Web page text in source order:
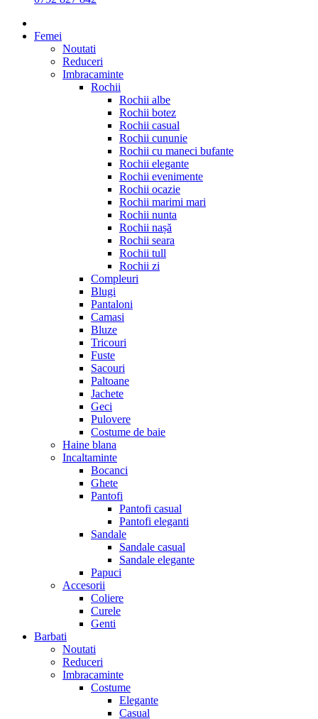
Femei
Noutati
Reduceri
Imbracaminte
Rochii
Rochii albe
Rochii botez
Rochii casual
Rochii cununie
Rochii cu maneci bufante
Rochii elegante
Rochii evenimente
Rochii ocazie
Rochii marimi mari
Rochii nunta
Rochii nașă
Rochii seara
Rochii tull
Rochii zi
Compleuri
Blugi
Pantaloni
Camasi
Bluze
Tricouri
Fuste
Sacouri
Paltoane
Jachete
Geci
Pulovere
Costume de baie
Haine blana
Incaltaminte
Bocanci
Ghete
Pantofi
Pantofi casual
Pantofi eleganti
Sandale
Sandale casual
Sandale elegante
Papuci
Accesorii
Coliere
Curele
Genti
Barbati
Noutati
Reduceri
Imbracaminte
Costume
Elegante
Casual